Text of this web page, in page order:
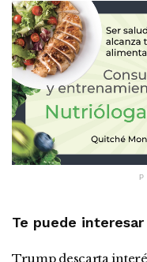
Te puede interesar
Trump descarta